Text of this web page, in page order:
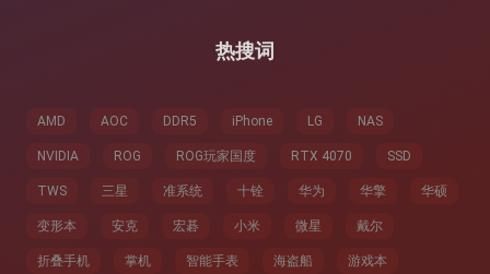
热搜词
AMD AOC DDR5 iPhone LG NAS
NVIDIA ROG ROG玩家国度 RTX 4070 SSD
TWS 三星 准系统 十铨 华为 华擎 华硕
变形本 安克 宏碁 小米 微星 戴尔
折叠手机 掌机 智能手表 海盗船 游戏本